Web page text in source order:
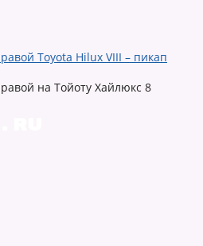
Toyota Hilux VIII – пикап
на Тойоту Хайлюкс 8